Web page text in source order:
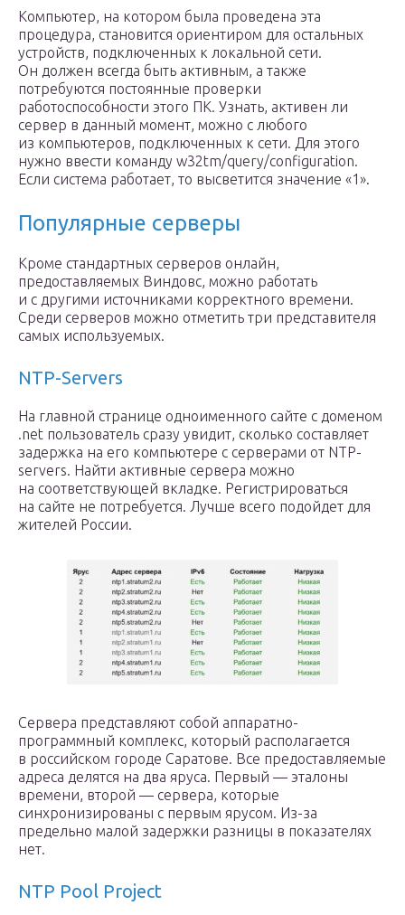
Компьютер, на котором была проведена эта
процедура, становится ориентиром для остальных
устройств, подключенных к локальной сети.
Он должен всегда быть активным, а также
потребуются постоянные проверки
работоспособности этого ПК. Узнать, активен ли
сервер в данный момент, можно с любого
из компьютеров, подключенных к сети. Для этого
нужно ввести команду w32tm/query/configuration.
Если система работает, то высветится значение «1».
Популярные серверы
Кроме стандартных серверов онлайн,
предоставляемых Виндовс, можно работать
и с другими источниками корректного времени.
Среди серверов можно отметить три представителя
самых используемых.
NTP-Servers
На главной странице одноименного сайте с доменом
.net пользователь сразу увидит, сколько составляет
задержка на его компьютере с серверами от NTP-
servers. Найти активные сервера можно
на соответствующей вкладке. Регистрироваться
на сайте не потребуется. Лучше всего подойдет для
жителей России.
Сервера представляют собой аппаратно-
программный комплекс, который располагается
в российском городе Саратове. Все предоставляемые
адреса делятся на два яруса. Первый — эталоны
времени, второй — сервера, которые
синхронизированы с первым ярусом. Из-за
предельно малой задержки разницы в показателях
нет.
NTP Pool Project